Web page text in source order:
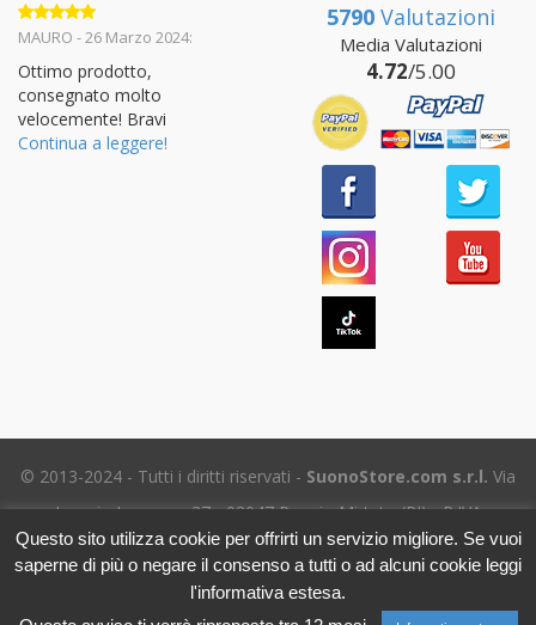
Valutato5
MAURO - 26 Marzo 2024:
Ottimo prodotto,
consegnato molto
velocemente! Bravi
Continua a leggere!
5790 Valutazioni
Media Valutazioni
4.72/5.00
© 2013-2024 - Tutti i diritti riservati - SuonoStore.com s.r.l. Via
Ignazio Losacco, 37 - 02047 Poggio Mirteto (RI) - P.IVA
01112470578 SDI: SUBM70N - REA RI-69195
Tel. (+39) 06.5656.8718 -
eMail Assistenza clienti
l'Informativa sulla Privacy
Questo sito utilizza cookie per offrirti un servizio migliore. Se vuoi
saperne di più o negare il consenso a tutti o ad alcuni cookie leggi
l'informativa estesa.